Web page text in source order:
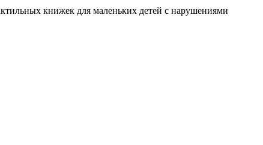
книжек для маленьких детей с нарушениями